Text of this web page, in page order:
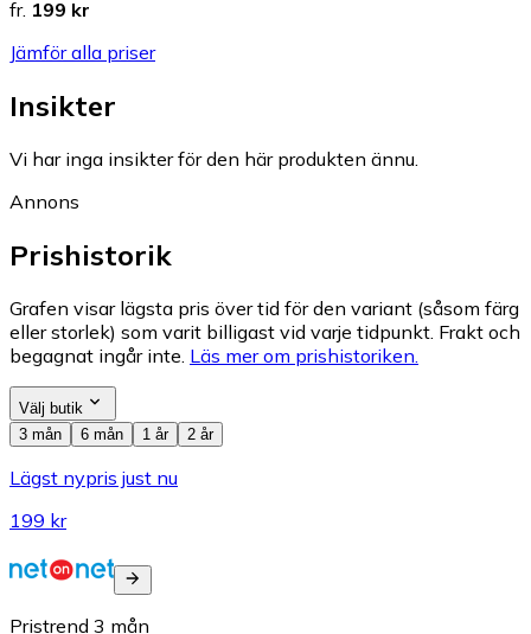
fr. 199 kr
Jämför alla priser
Insikter
Vi har inga insikter för den här produkten ännu.
Annons
Prishistorik
Grafen visar lägsta pris över tid för den variant (såsom färg
eller storlek) som varit billigast vid varje tidpunkt. Frakt och
begagnat ingår inte. Läs mer om prishistoriken.
Välj butik
3 mån
6 mån 1 år 2 år
Lägst nypris just nu
199 kr
Pristrend 3 mån